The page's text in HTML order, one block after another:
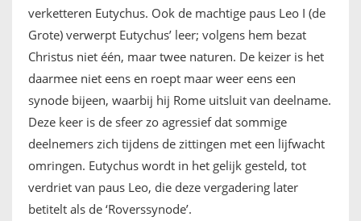
verketteren Eutychus. Ook de machtige paus Leo I (de
Grote) verwerpt Eutychus’ leer; volgens hem bezat
Christus niet één, maar twee naturen. De keizer is het
daarmee niet eens en roept maar weer eens een
synode bijeen, waarbij hij Rome uitsluit van deelname.
Deze keer is de sfeer zo agressief dat sommige
deelnemers zich tijdens de zittingen met een lijfwacht
omringen. Eutychus wordt in het gelijk gesteld, tot
verdriet van paus Leo, die deze vergadering later
betitelt als de ‘Roverssynode’.